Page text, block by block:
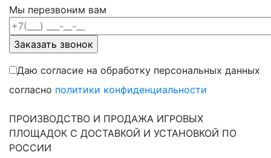
Мы перезвоним вам
Даю согласие на обработку персональных данных
согласно политики конфиденциальности
ПРОИЗВОДСТВО И ПРОДАЖА ИГРОВЫХ
ПЛОЩАДОК С ДОСТАВКОЙ И УСТАНОВКОЙ ПО
РОССИИ